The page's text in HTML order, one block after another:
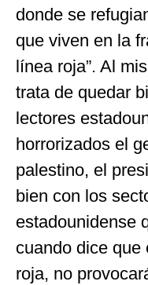
donde se
que viven en la
línea roja”. Al
trata de quedar
lectores
horrorizados el
palestino, el
bien con los
estadounidense
cuando dice
roja, no